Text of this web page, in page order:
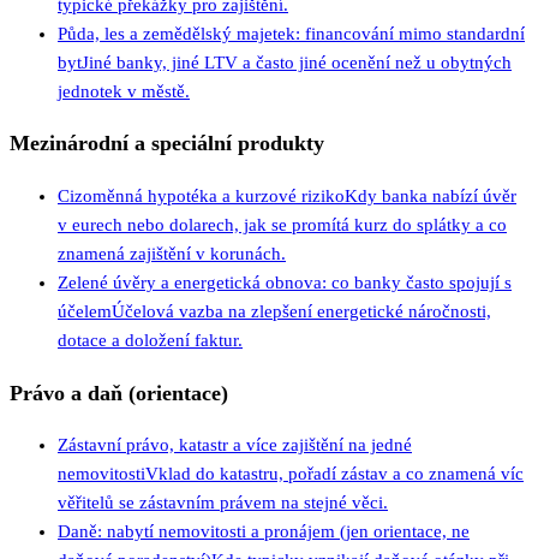
typické překážky pro zajištění.
Půda, les a zemědělský majetek: financování mimo standardní
bytJiné banky, jiné LTV a často jiné ocenění než u obytných
jednotek v městě.
Mezinárodní a speciální produkty
Cizoměnná hypotéka a kurzové rizikoKdy banka nabízí úvěr
v eurech nebo dolarech, jak se promítá kurz do splátky a co
znamená zajištění v korunách.
Zelené úvěry a energetická obnova: co banky často spojují s
účelemÚčelová vazba na zlepšení energetické náročnosti,
dotace a doložení faktur.
Právo a daň (orientace)
Zástavní právo, katastr a více zajištění na jedné
nemovitostiVklad do katastru, pořadí zástav a co znamená víc
věřitelů se zástavním právem na stejné věci.
Daně: nabytí nemovitosti a pronájem (jen orientace, ne